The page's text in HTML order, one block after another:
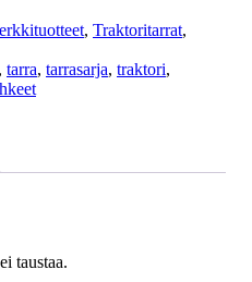
, Traktoritarrat,
, tarra, tarrasarja, traktori,
taustaa.